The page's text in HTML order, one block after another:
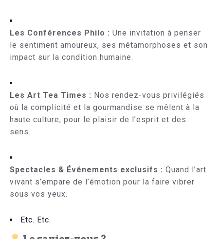
Les Conférences Philo : Une invitation à penser
le sentiment amoureux, ses métamorphoses et son
impact sur la condition humaine.
Les Art Tea Times : Nos rendez-vous privilégiés
où la complicité et la gourmandise se mêlent à la
haute culture, pour le plaisir de l’esprit et des
sens.
Spectacles & Événements exclusifs : Quand l’art
vivant s’empare de l’émotion pour la faire vibrer
sous vos yeux.
Etc. Etc.